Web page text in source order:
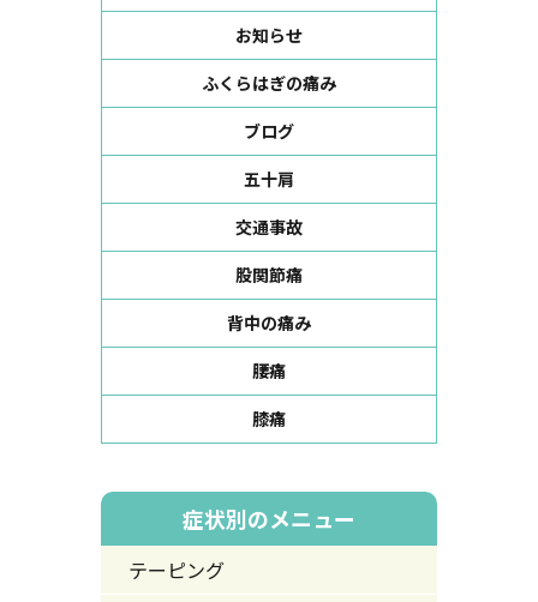
お知らせ
ふくらはぎの痛み
ブログ
五十肩
交通事故
股関節痛
背中の痛み
腰痛
膝痛
症状別のメニュー
テーピング